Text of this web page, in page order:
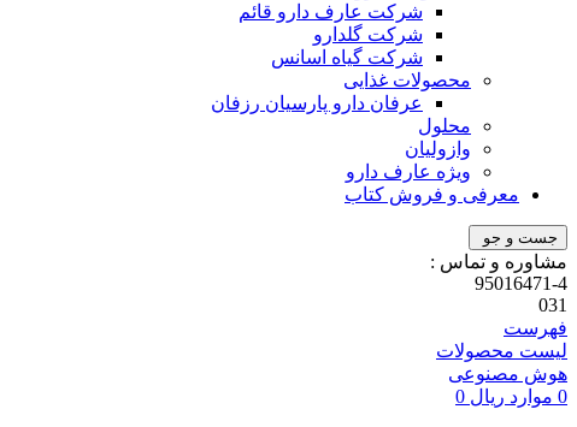
شرکت عارف دارو قائم
شرکت گلدارو
شرکت گیاه اسانس
محصولات غذایی
عرفان دارو پارسیان رزفان
محلول
وازولیان
ویژه عارف دارو
معرفی و فروش کتاب
جست و جو
مشاوره و تماس :
95016471-4
031
فهرست
لیست محصولات
هوش مصنوعی
0 موارد ریال